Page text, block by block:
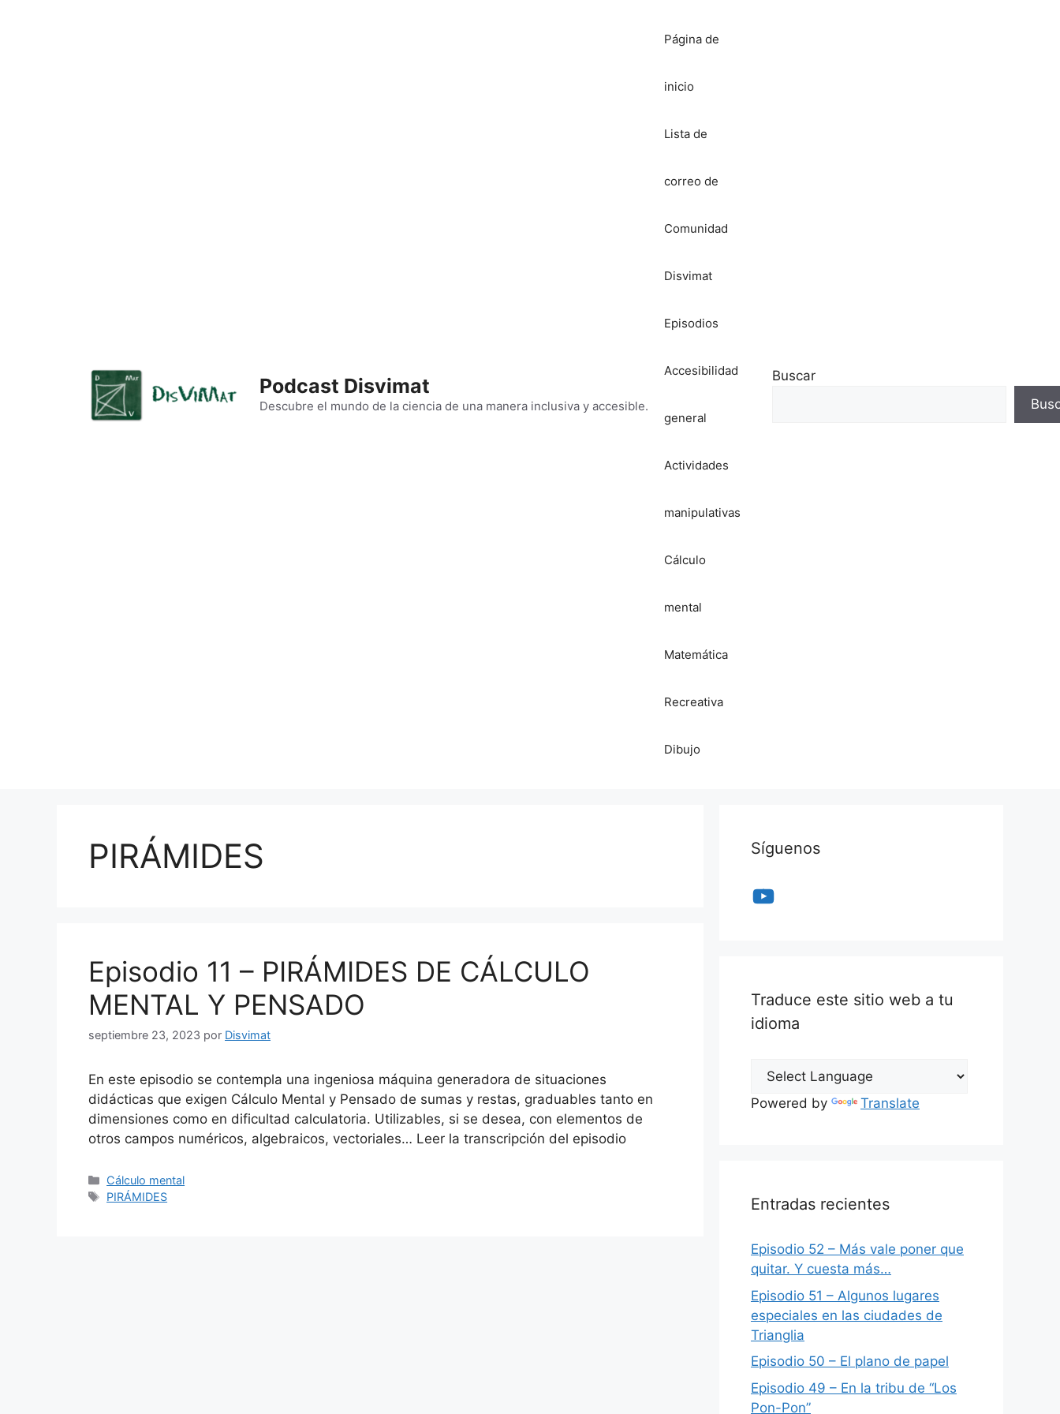
Podcast Disvimat
Descubre el mundo de la ciencia de una manera inclusiva y accesible.
Página de
inicio
Lista de
correo de
Comunidad
Disvimat
Episodios
Accesibilidad
general
Actividades
manipulativas
Cálculo
mental
Matemática
Recreativa
Dibujo
Buscar
PIRÁMIDES
Episodio 11 – PIRÁMIDES DE CÁLCULO
MENTAL Y PENSADO
septiembre 23, 2023 por Disvimat
En este episodio se contempla una ingeniosa máquina generadora de situaciones
didácticas que exigen Cálculo Mental y Pensado de sumas y restas, graduables tanto en
dimensiones como en dificultad calculatoria. Utilizables, si se desea, con elementos de
otros campos numéricos, algebraicos, vectoriales… Leer la transcripción del episodio
Categorías
Cálculo mental
Etiquetas
PIRÁMIDES
Síguenos
YouTube
Traduce este sitio web a tu
idioma
Powered by Translate
Entradas recientes
Episodio 52 – Más vale poner que
quitar. Y cuesta más…
Episodio 51 – Algunos lugares
especiales en las ciudades de
Trianglia
Episodio 50 – El plano de papel
Episodio 49 – En la tribu de “Los
Pon-Pon”